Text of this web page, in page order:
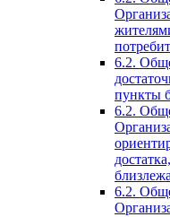
6.2.
пункты
6.2.
6.2.